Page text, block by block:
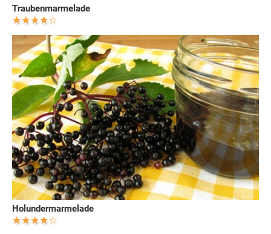
Traubenmarmelade
Holundermarmelade